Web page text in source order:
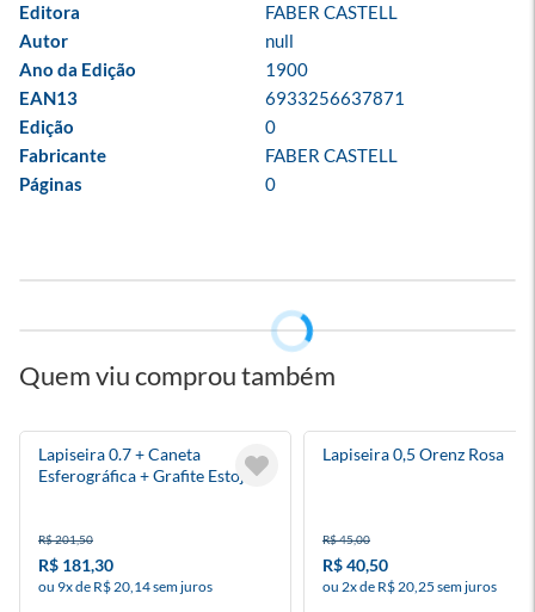
Editora
FABER CASTELL
Autor
null
Ano da Edição
1900
EAN13
6933256637871
Edição
0
Fabricante
FABER CASTELL
Páginas
0
Quem viu comprou também
Lapiseira 0.7 + Caneta
Esferográfica + Grafite Estojo
R$ 201,50
R$ 181,30
ou 9x de R$ 20,14 sem juros
Lapiseira 0,5 Orenz Rosa
R$ 45,00
R$ 40,50
ou 2x de R$ 20,25 sem juros